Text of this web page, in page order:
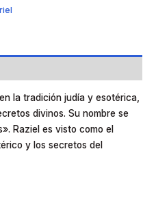
la tradición judía y esotérica,
divinos. Su nombre se
Raziel es visto como el
y los secretos del